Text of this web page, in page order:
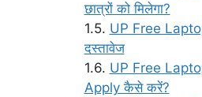
छात्रों को मिलेगा?
UP Free
दस्तावेज
UP Free
Apply कैसे करें?